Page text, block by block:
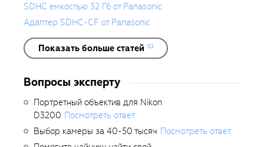
SDHC емкостью 32 Гб от Panasonic
Адаптер SDHC-CF от Panasonic
Показать больше статей 153
Вопросы эксперту
Портретный объектив для Nikon
D3200 Посмотреть ответ
Выбор камеры за 40-50 тысяч Посмотреть ответ